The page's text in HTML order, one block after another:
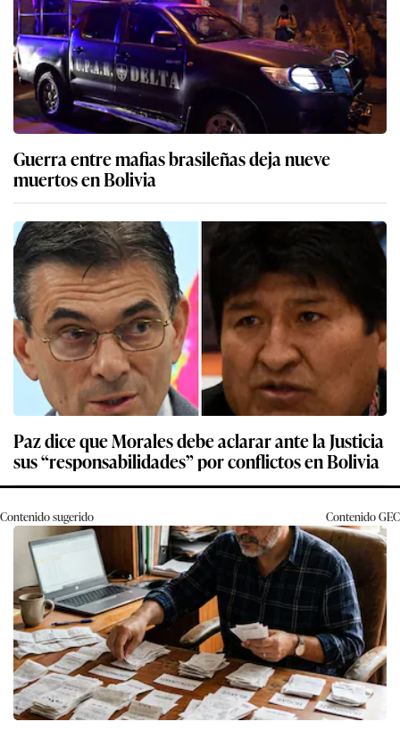
Guerra entre mafias brasileñas deja nueve
muertos en Bolivia
Paz dice que Morales debe aclarar ante la Justicia
sus “responsabilidades” por conflictos en Bolivia
Contenido sugerido ContenidoGEC